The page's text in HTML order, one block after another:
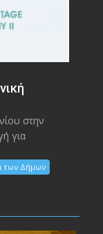
στην
για
των Δήμων